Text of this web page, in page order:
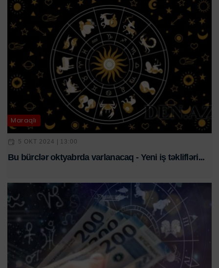
Maraqlı
5 OKT 2024 | 13:00
Bu bürclər oktyabrda varlanacaq - Yeni iş təklifləri...